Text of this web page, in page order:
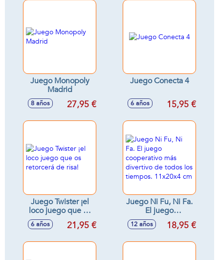
Juego Monopoly
Madrid
8 años 27,95 €
Juego Conecta 4
6 años 15,95 €
Juego Twister ¡el
loco juego que os
retorcerá de risa!
6 años 21,95 €
Juego Ni Fu, Ni Fa.
El juego
cooperativo más
divertivo de todos
12 años 18,95 €